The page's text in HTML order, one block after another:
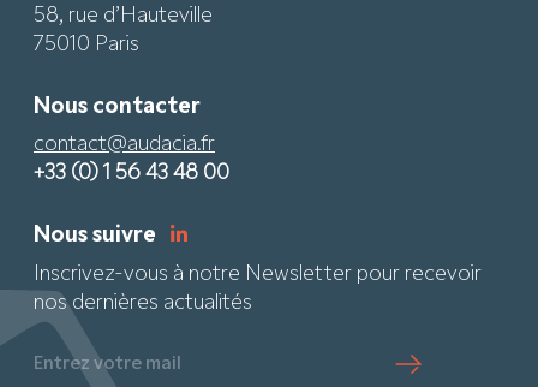
58, rue d’Hauteville
75010 Paris
Nous contacter
contact@audacia.fr
+33 (0) 1 56 43 48 00
Nous suivre
Inscrivez-vous à notre Newsletter pour recevoir
nos dernières actualités
Entrez votre mail